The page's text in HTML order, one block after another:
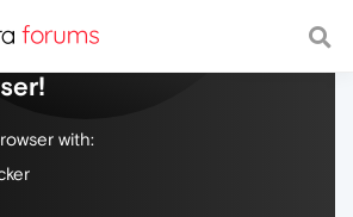
web, with a fast and
with: